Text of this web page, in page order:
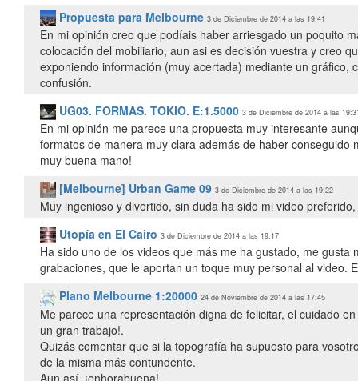
Propuesta para Melbourne 3 de Diciembre de 2014 a las 19:41
En mi opinión creo que podíais haber arriesgado un poquito
colocación del mobiliario, aun asi es decisión vuestra y creo
exponiendo información (muy acertada) mediante un
confusión.
UG03. FORMAS. TOKIO. E:1.5000 3 de Diciembre de 2014 a las
En mi opinión me parece una propuesta muy interesante
formatos de manera muy clara además de haber
muy buena mano!
[Melbourne] Urban Game 09 3 de Diciembre de 2014 a las 19:22
Muy ingenioso y divertido, sin duda ha sido mi video
Utopía en El Cairo 3 de Diciembre de 2014 a las 19:17
Ha sido uno de los videos que más me ha gustado, me
grabaciones, que le aportan un toque muy personal al video.
Plano Melbourne 1:20000 24 de Noviembre de 2014 a las 17:45
Me parece una representación digna de felicitar, el cuidado
un gran trabajo!.
Quizás comentar que si la topografía ha supuesto para
de la misma más contundente.
Aun así, ¡enhorabuena!.